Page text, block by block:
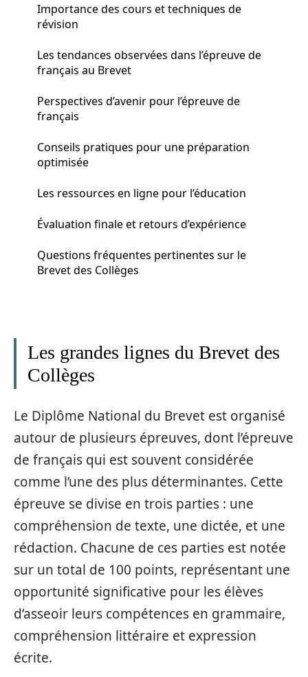
Importance des cours et techniques de
révision
Les tendances observées dans l’épreuve de
français au Brevet
Perspectives d’avenir pour l’épreuve de
français
Conseils pratiques pour une préparation
optimisée
Les ressources en ligne pour l’éducation
Évaluation finale et retours d’expérience
Questions fréquentes pertinentes sur le
Brevet des Collèges
Les grandes lignes du Brevet des
Collèges
Le Diplôme National du Brevet est organisé
autour de plusieurs épreuves, dont l’épreuve
de français qui est souvent considérée
comme l’une des plus déterminantes. Cette
épreuve se divise en trois parties : une
compréhension de texte, une dictée, et une
rédaction. Chacune de ces parties est notée
sur un total de 100 points, représentant une
opportunité significative pour les élèves
d’asseoir leurs compétences en grammaire,
compréhension littéraire et expression
écrite.